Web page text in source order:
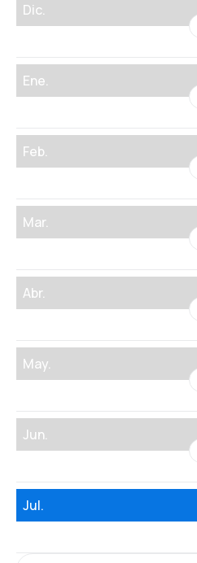
Dic.
Ene.
Feb.
Mar.
Abr.
May.
Jun.
Jul.